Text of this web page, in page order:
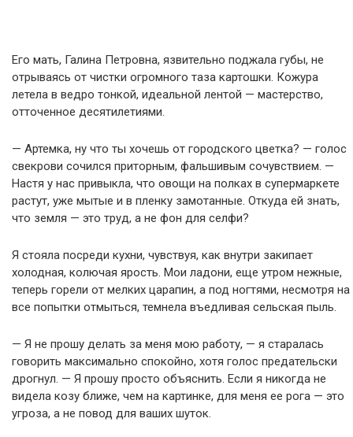
Его мать, Галина Петровна, язвительно поджала губы, не
отрываясь от чистки огромного таза картошки. Кожура
летела в ведро тонкой, идеальной лентой — мастерство,
отточенное десятилетиями.
— Артемка, ну что ты хочешь от городского цветка? — голос
свекрови сочился приторным, фальшивым сочувствием. —
Настя у нас привыкла, что овощи на полках в супермаркете
растут, уже мытые и в пленку замотанные. Откуда ей знать,
что земля — это труд, а не фон для селфи?
Я стояла посреди кухни, чувствуя, как внутри закипает
холодная, колючая ярость. Мои ладони, еще утром нежные,
теперь горели от мелких царапин, а под ногтями, несмотря на
все попытки отмыться, темнела въедливая сельская пыль.
— Я не прошу делать за меня мою работу, — я старалась
говорить максимально спокойно, хотя голос предательски
дрогнул. — Я прошу просто объяснить. Если я никогда не
видела козу ближе, чем на картинке, для меня ее рога — это
угроза, а не повод для ваших шуток.